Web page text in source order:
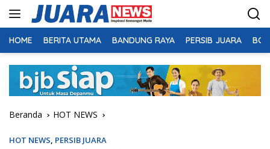
HOME BERITA UTAMA BANDUNG RAYA PERSIB JUARA
Beranda HOT NEWS
HOT NEWS, PERSIB JUARA